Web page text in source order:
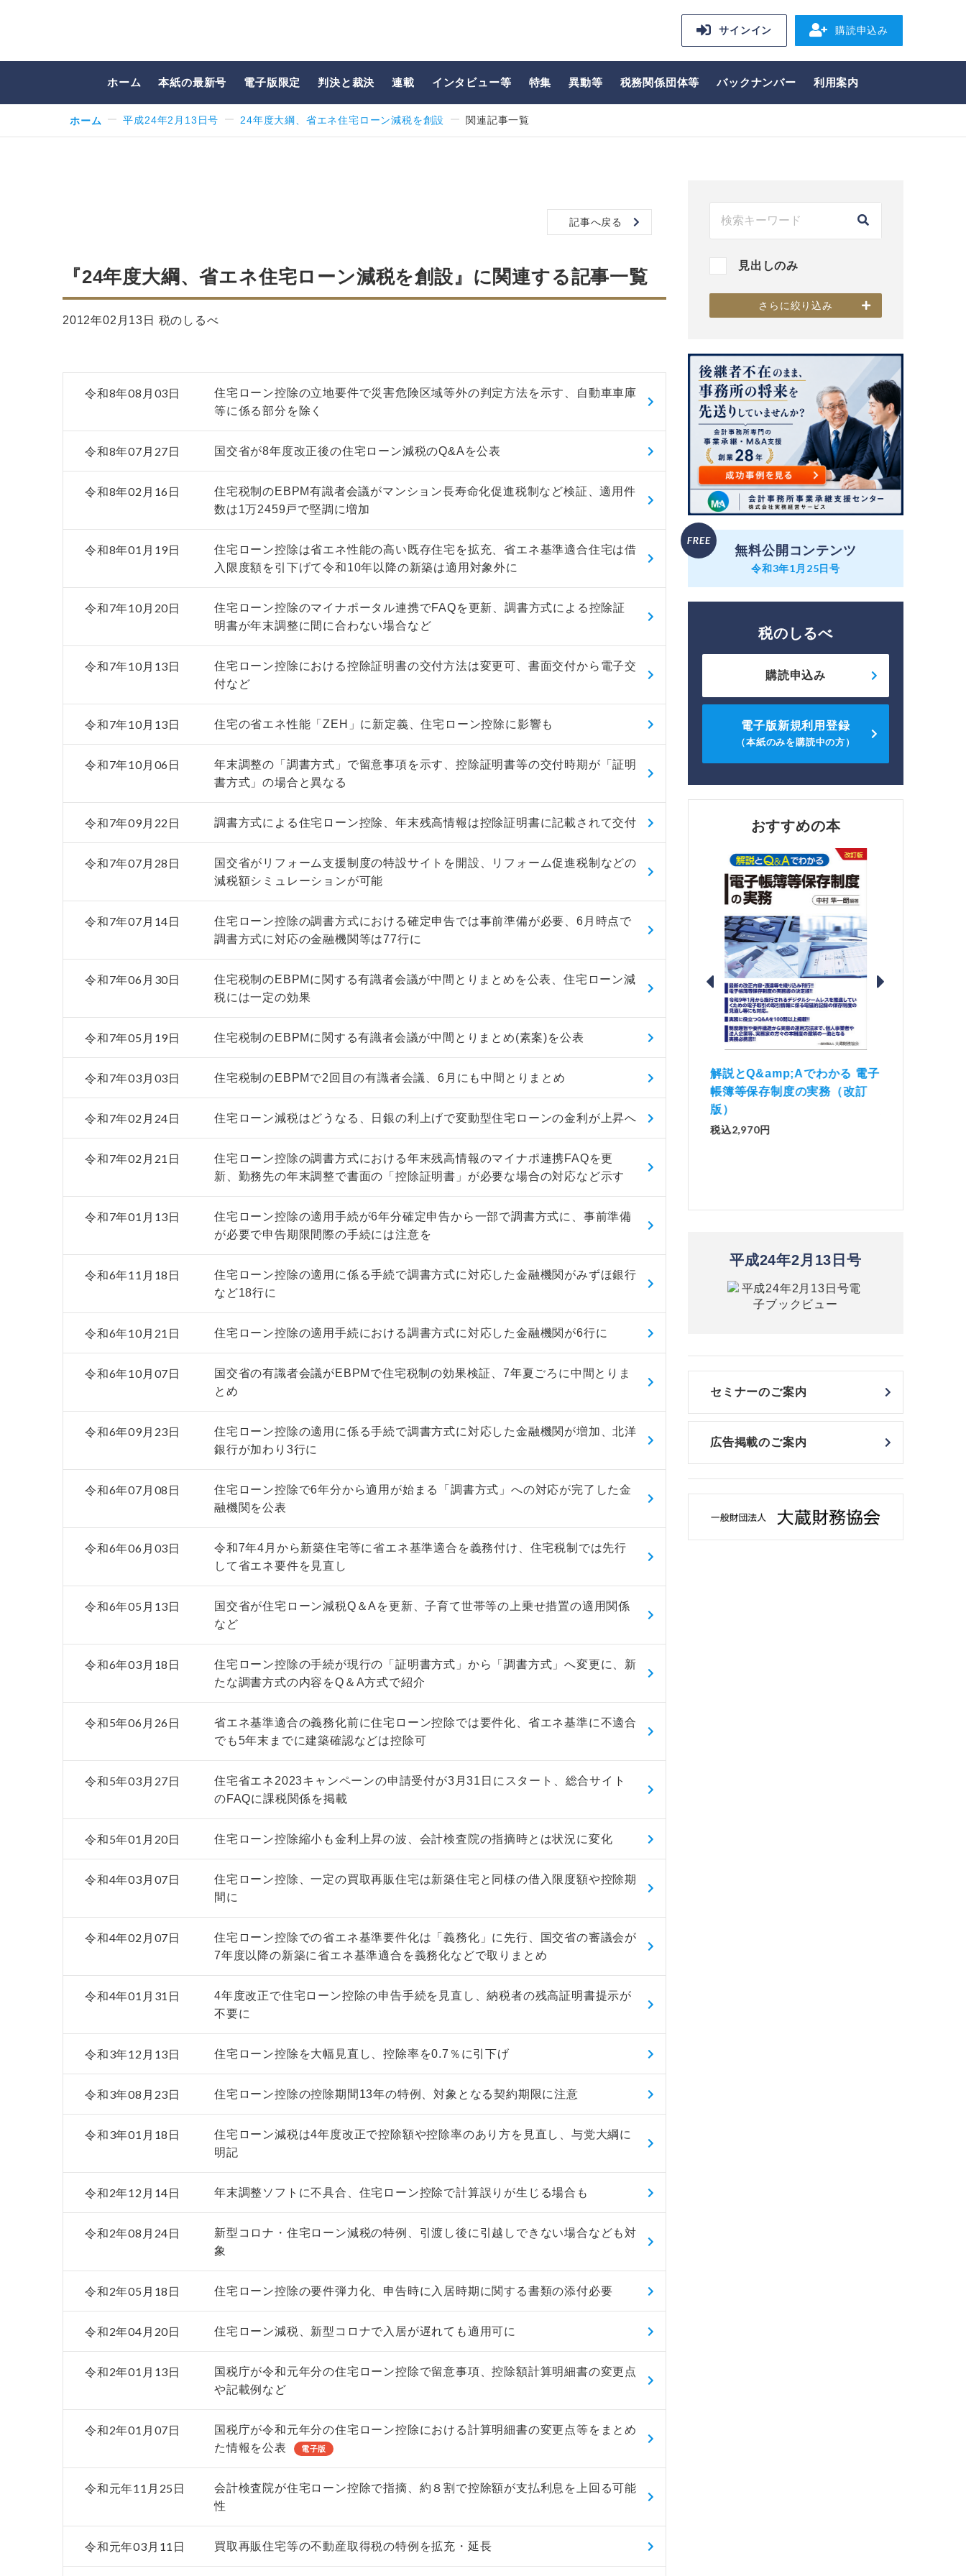
サインイン 購読申込み
ホーム 本紙の最新号 電子版限定 判決と裁決 連載 インタビュー等 特集 異動等 税務関係団体等 バックナンバー 利用案内
ホーム 平成24年2月13日号 24年度大綱、省エネ住宅ローン減税を創設 関連記事一覧
記事へ戻る
『24年度大綱、省エネ住宅ローン減税を創設』に関連する記事一覧
2012年02月13日 税のしるべ
令和8年08月03日
住宅ローン控除の立地要件で災害危険区域等外の判定方法を示す、自動車車庫
等に係る部分を除く
令和8年07月27日 国交省が8年度改正後の住宅ローン減税のQ&Aを公表
令和8年02月16日
住宅税制のEBPM有識者会議がマンション長寿命化促進税制など検証、適用件
数は1万2459戸で堅調に増加
令和8年01月19日
住宅ローン控除は省エネ性能の高い既存住宅を拡充、省エネ基準適合住宅は借
入限度額を引下げて令和10年以降の新築は適用対象外に
令和7年10月20日
住宅ローン控除のマイナポータル連携でFAQを更新、調書方式による控除証
明書が年末調整に間に合わない場合など
令和7年10月13日
住宅ローン控除における控除証明書の交付方法は変更可、書面交付から電子交
付など
令和7年10月13日 住宅の省エネ性能「ZEH」に新定義、住宅ローン控除に影響も
令和7年10月06日
年末調整の「調書方式」で留意事項を示す、控除証明書等の交付時期が「証明
書方式」の場合と異なる
令和7年09月22日 調書方式による住宅ローン控除、年末残高情報は控除証明書に記載されて交付
令和7年07月28日
国交省がリフォーム支援制度の特設サイトを開設、リフォーム促進税制などの
減税額シミュレーションが可能
令和7年07月14日
住宅ローン控除の調書方式における確定申告では事前準備が必要、6月時点で
調書方式に対応の金融機関等は77行に
令和7年06月30日
住宅税制のEBPMに関する有識者会議が中間 とりまとめを公表、住宅ローン減
税には一定の効果
令和7年05月19日 住宅税制のEBPMに関する有識者会議が中間とりまとめ(素案)を公表
令和7年03月03日 住宅税制のEBPMで2回目の有識者会議、6月にも中間とりまとめ
令和7年02月24日 住宅ローン減税はどうなる、日銀の利上げで変動型住宅ローンの金利が上昇へ
令和7年02月21日
住宅ローン控除の調書方式における年末残高情報のマイナポ連携FAQを更
新、勤務先の年末調整で書面の「控除証明書」が必要な場合の対応など示す
令和7年01月13日
住宅ローン控除の適用手続が6年分確定申告から一部で調書方式に、事前準備
が必要で申告期限間際の手続には注意を
令和6年11月18日
住宅ローン控除の適用に係る手続で調書方式に対応した金融機関がみずほ銀行
など18行に
令和6年10月21日 住宅ローン控除の適用手続における調書方式に対応した金融機関が6行に
令和6年10月07日
国交省の有識者会議がEBPMで住宅税制の効果検証、7年夏ごろに中間とりま
とめ
令和6年09月23日
住宅ローン控除の適用に係る手続で調書方式に対応した金融機関が増加、北洋
銀行が加わり3行に
令和6年07月08日
住宅ローン控除で6年分から適用が始まる「調書方式」への対応が完了した金
融機関を公表
令和6年06月03日
令和7年4月から新築住宅等に省エネ基準適合を義務付け、住宅税制では先行
して省エネ要件を見直し
令和6年05月13日
国交省が住宅ローン減税Q＆Aを更新、子育て世帯等の上乗せ措置の適用関係
など
令和6年03月18日
住宅ローン控除の手続が現行の「証明書方式」から「調書方式」へ変更に、新
たな調書方式の内容をQ＆A方式で紹介
令和5年06月26日
省エネ基準適合の義務化前に住宅ローン控除では要件化、省エネ基準に不適合
でも5年末までに建築確認などは控除可
令和5年03月27日
住宅省エネ2023キャンペーンの申請受付が3月31日にスタート、総合サイト
のFAQに課税関係を掲載
令和5年01月20日 住宅ローン控除縮小も金利上昇の波、会計検査院の指摘時とは状況に変化
令和4年03月07日
住宅ローン控除、一定の買取再販住宅は新築住宅と同様の借入限度額や控除期
間に
令和4年02月07日
住宅ローン控除での省エネ基準要件化は「義務化」に先行、国交省の審議会が
7年度以降の新築に省エネ基準適合を義務化などで取りまとめ
令和4年01月31日
4年度改正で住宅ローン控除の申告手続を見直し、納税者の残高証明書提示が
不要に
令和3年12月13日 住宅ローン控除を大幅見直し、控除率を0.7％に引下げ
令和3年08月23日 住宅ローン控除の控除期間13年の特例、対象となる契約期限に注意
令和3年01月18日
住宅ローン減税は4年度改正で控除額や控除率のあり方を見直し、与党大綱に
明記
令和2年12月14日 年末調整ソフトに不具合、住宅ローン控除で計算誤りが生じる場合も
令和2年08月24日
新型コロナ・住宅ローン減税の特例、引渡し後に引越しできない場合なども対
象
令和2年05月18日 住宅ローン控除の要件弾力化、申告時に入居時期に関する書類の添付必要
令和2年04月20日 住宅ローン減税、新型コロナで入居が遅れても適用可に
令和2年01月13日
国税庁が令和元年分の住宅ローン控除で留意事項、控除額計算明細書の変更点
や記載例など
令和2年01月07日
国税庁が令和元年分の住宅ローン控除における計算明細書の変更点等をまとめ
た情報を公表
電子版
令和元年11月25日
会計検査院が住宅ローン控除で指摘、約８割で控除額が支払利息を上回る可能
性
令和元年03月11日 買取再販住宅等の不動産取得税の特例を拡充・延長
見出しのみ
さらに絞り込み
無料公開コンテンツ
令和3年1月25日号
税のしるべ
購読申込み
電子版新規利用登録
（本紙のみを購読中の方）
おすすめの本
非上場株式の評価の仕方と記載
税込4,950円
市街地周辺土地の評価 Ｑ
解説とQ&amp;Aでわかる 電子
帳簿等保存制度の実務（改訂
版）
税込2,970円
平成24年2月13日号
セミナーのご案内
広告掲載のご案内